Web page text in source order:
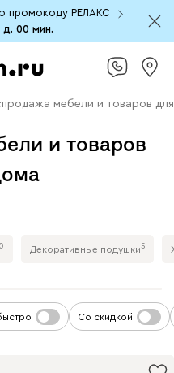
промокоду РЕЛАКС
д. 00 мин.
мебели и товаров
и товаров
Декоративные подушки5
Со скидкой